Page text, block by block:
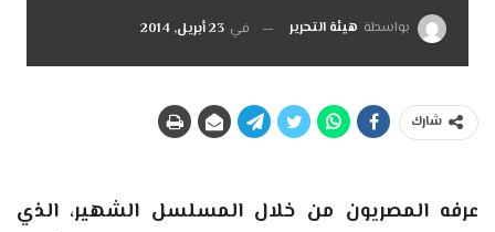
بواسطة هيئة التحرير في 23 أبريل, 2014
شارك
عرفه المصريون من خلال المسلسل الشهير، الذي